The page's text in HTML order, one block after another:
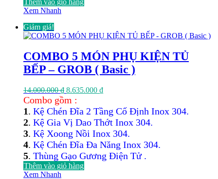
Xem Nhanh
Giảm giá!
COMBO 5 MÓN PHỤ KIỆN TỦ
BẾP – GROB ( Basic )
14.000.000₫ Giá
gốc
là:
14.000.000 ₫.
8.635.000 ₫Giá
tại
là:
8.635.000 ₫.
Combo gồm :
1. Kệ Chén Đĩa 2 Tầng Cố Định Inox 304.
2. Kệ Gia Vị Dao Thớt Inox 304.
3. Kệ Xoong Nồi Inox 304.
4. Kệ Chén Đĩa Đa Năng Inox 304.
5. Thùng Gạo Gương Điện Tử .
Thêm vào giỏ hàng
Xem Nhanh